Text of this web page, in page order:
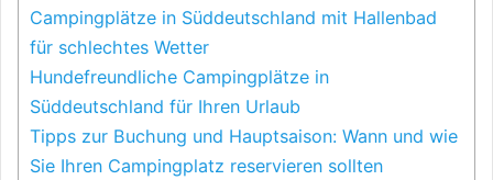
Campingplätze in Süddeutschland mit Hallenbad
für schlechtes Wetter
Hundefreundliche Campingplätze in
Süddeutschland für Ihren Urlaub
Tipps zur Buchung und Hauptsaison: Wann und wie
Sie Ihren Campingplatz reservieren sollten